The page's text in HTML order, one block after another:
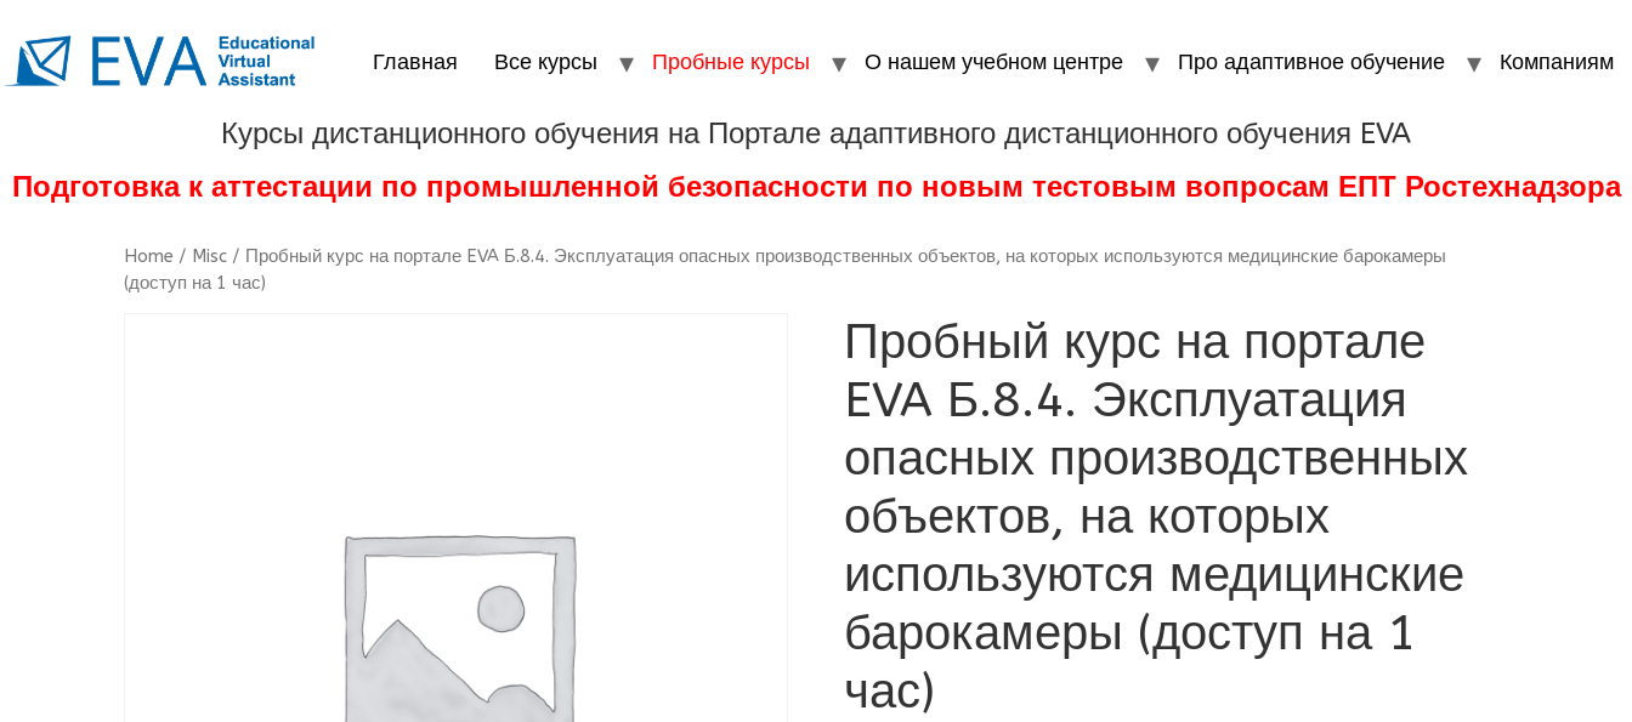
Главная Все курсы Пробные курсы О нашем учебном центре Про адаптивное обучение Компаниям
Курсы дистанционного обучения на Портале адаптивного дистанционного обучения EVA
Подготовка к аттестации по промышленной безопасности по новым тестовым вопросам ЕПТ Ростехнадзора
Home / Misc / Пробный курс на портале EVA Б.8.4. Эксплуатация опасных производственных объектов, на которых используются медицинские барокамеры
(доступ на 1 час)
Пробный курс на портале
EVA Б.8.4. Эксплуатация
опасных производственных
объектов, на которых
используются медицинские
барокамеры (доступ на 1
час)